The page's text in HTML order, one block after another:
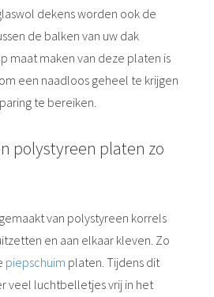
dekens worden ook de
de balken van uw dak
maat maken van deze platen is
een naadloos geheel te krijgen
te bereiken.
polystyreen platen zo
van polystyreen korrels
en aan elkaar kleven. Zo
piepschuim platen. Tijdens dit
veel luchtbelletjes vrij in het